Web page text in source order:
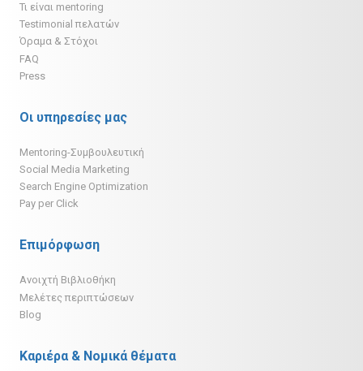
Τι είναι mentoring
Testimonial πελατών
Όραμα & Στόχοι
FAQ
Press
Οι υπηρεσίες μας
Mentoring-Συμβουλευτική
Social Media Marketing
Search Engine Optimization
Pay per Click
Επιμόρφωση
Ανοιχτή Βιβλιοθήκη
Μελέτες περιπτώσεων
Blog
Καριέρα & Νομικά θέματα